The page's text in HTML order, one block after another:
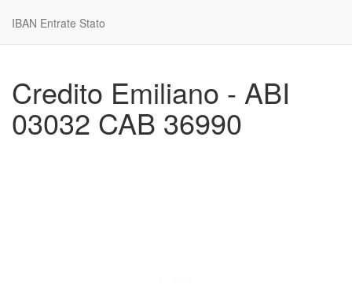
IBAN Entrate Stato
Credito Emiliano - ABI
03032 CAB 36990